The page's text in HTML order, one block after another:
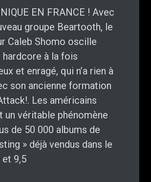
EN FRANCE ! Avec
groupe Beartooth, le
Caleb Shomo oscille
hardcore à la fois
et enragé, qui n’a rien à
son ancienne formation
Les américains
un véritable phénomène
de 50 000 albums de
» déjà vendus dans le
et 9,5